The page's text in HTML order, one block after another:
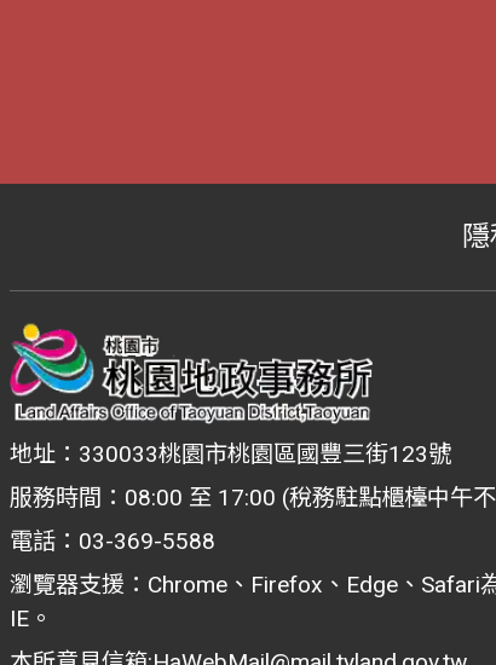
地址：330033桃園市桃園區國豐三街123號
服務時間：08:00 至 17:00 (稅務駐點櫃檯中午
電話：03-369-5588
瀏覽器支援：Chrome、Firefox、Edge、Safari
IE。